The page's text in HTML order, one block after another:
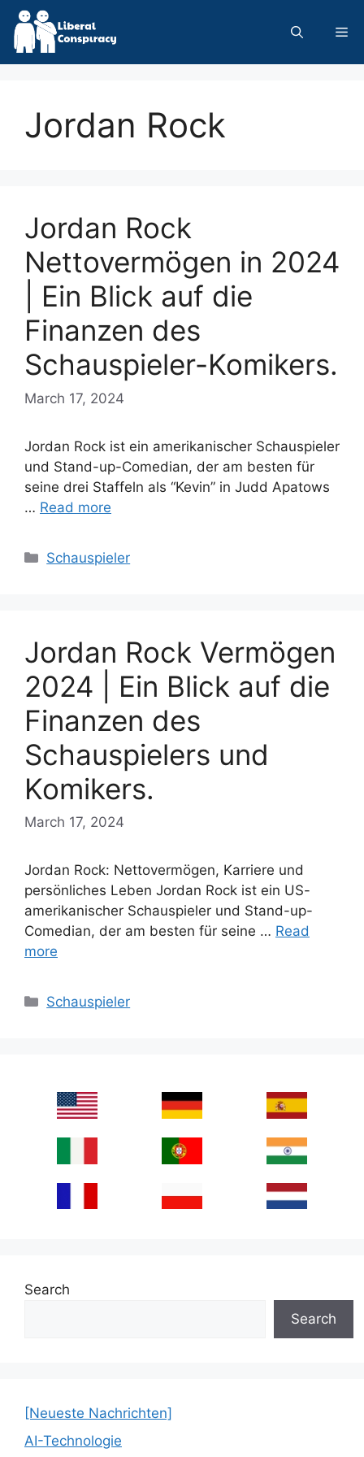
Skip
content
Jordan Rock
Jordan Rock
Nettovermögen in 2024
| Ein Blick auf die
Finanzen des
Schauspieler-Komikers.
March 17, 2024
Jordan Rock ist ein amerikanischer Schauspieler
und Stand-up-Comedian, der am besten für
seine drei Staffeln als “Kevin” in Judd Apatows
… Read more
Categories
Schauspieler
Jordan Rock Vermögen
2024 | Ein Blick auf die
Finanzen des
Schauspielers und
Komikers.
March 17, 2024
Jordan Rock: Nettovermögen, Karriere und
persönliches Leben Jordan Rock ist ein US-
amerikanischer Schauspieler und Stand-up-
Comedian, der am besten für seine … Read
more
Categories
Schauspieler
Search
Search
[Neueste Nachrichten]
AI-Technologie